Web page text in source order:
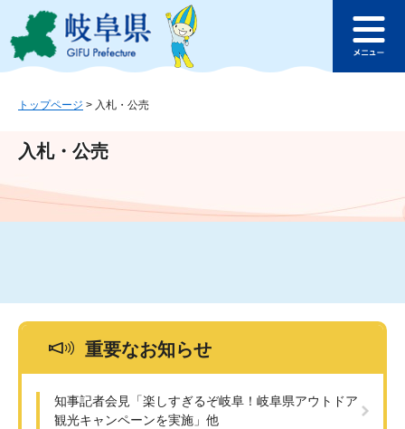
ジ
ュ
文
このページの本文へ
ュ
トップページ > 入札・公売
入札・公売
重要なお知らせ
知事記者会見「楽しすぎるぞ岐阜！岐阜県アウトドア
観光キャンペーンを実施」他